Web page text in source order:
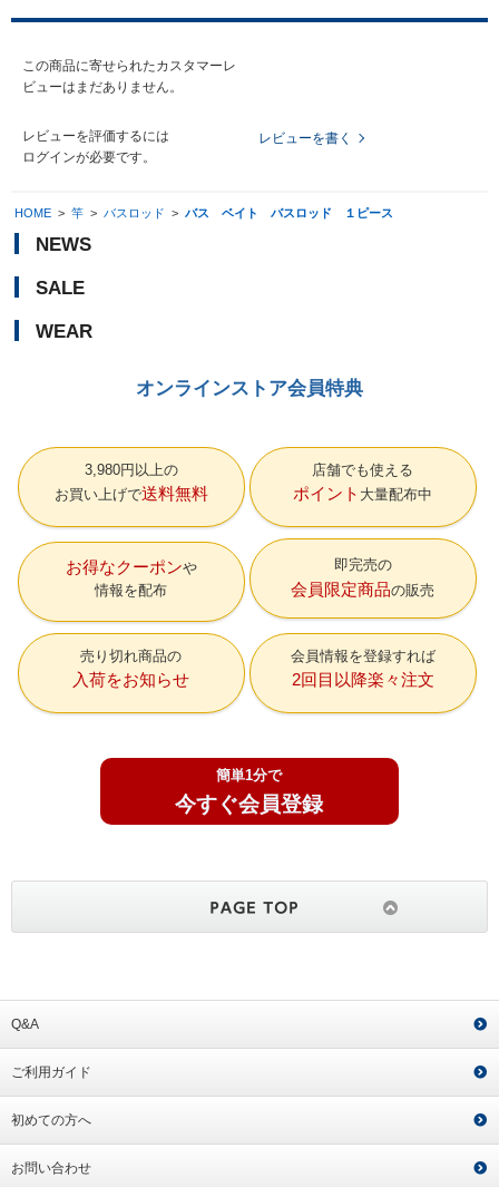
この商品に寄せられたカスタマーレ
ビューはまだありません。
レビューを評価するには
ログインが必要です。
レビューを書く
HOME > 竿 > バスロッド > バス ベイト バスロッド １ピース
NEWS
SALE
WEAR
オンラインストア会員特典
3,980円以上の
お買い上げで送料無料
店舗でも使える
ポイント 大量配布中
お得なクーポン
情報を配布
即完売の
会員限定商品の販売
売り切れ商品の
入荷をお知らせ
会員情報を登録すれば
2回目以降楽々注文
簡単1分で
今すぐ会員登録
Q&A
ご利用ガイド
初めての方へ
お問い合わせ